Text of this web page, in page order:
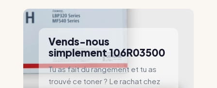
Vends-nous
simplement 106R03500
Tu as fait du rangement et tu as
trouvé ce toner ? Le rachat chez